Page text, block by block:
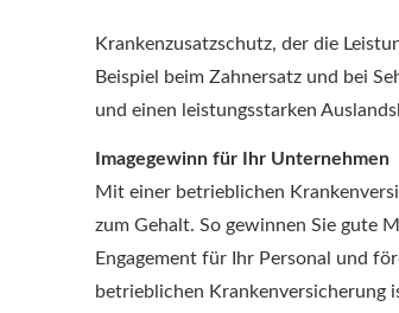
Krankenzusatzschutz, der die
Beispiel beim Zahnersatz und bei
und einen leistungsstarken
Imagegewinn für Ihr Unternehmen
Mit einer betrieblichen
zum Gehalt. So gewinnen Sie gute
Engagement für Ihr Personal und
betrieblichen Kranken­ver­si­che­rung